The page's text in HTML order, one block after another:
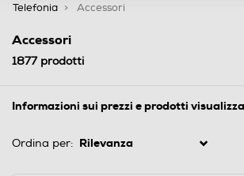
Telefonia Accessori
Accessori
1877prodotti
Informazioni sui prezzi e prodotti
Ordina per: